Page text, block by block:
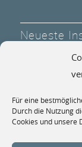
Für eine
Durch die Nutzung
Cookies und unsere
Neueste
MKP